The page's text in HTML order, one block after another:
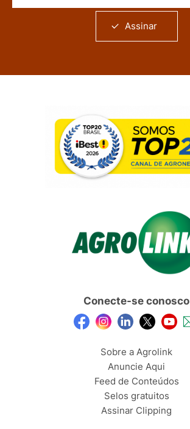
Assinar
Conecte-se conosco
Sobre a Agrolink
Anuncie Aqui
Feed de Conteúdos
Selos gratuitos
Assinar Clipping